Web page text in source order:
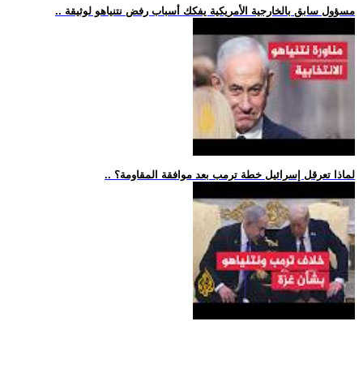
.. مسؤول سابق بالخارجية الأمريكية يفكك أسباب رفض نتنياهو لوثيقة
.. لماذا تعرقل إسرائيل خطة ترمب بعد موافقة المقاومة؟